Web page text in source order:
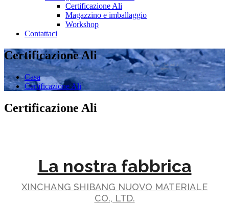
Certificazione Ali
Magazzino e imballaggio
Workshop
Contattaci
Certificazione Ali
Casa
Certificazione Ali
Certificazione Ali
La nostra fabbrica
XINCHANG SHIBANG NUOVO MATERIALE
CO., LTD.